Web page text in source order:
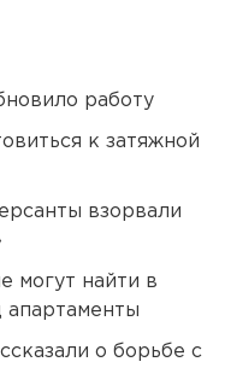
работу
к затяжной
взорвали
могут найти в
апартаменты
о борьбе с